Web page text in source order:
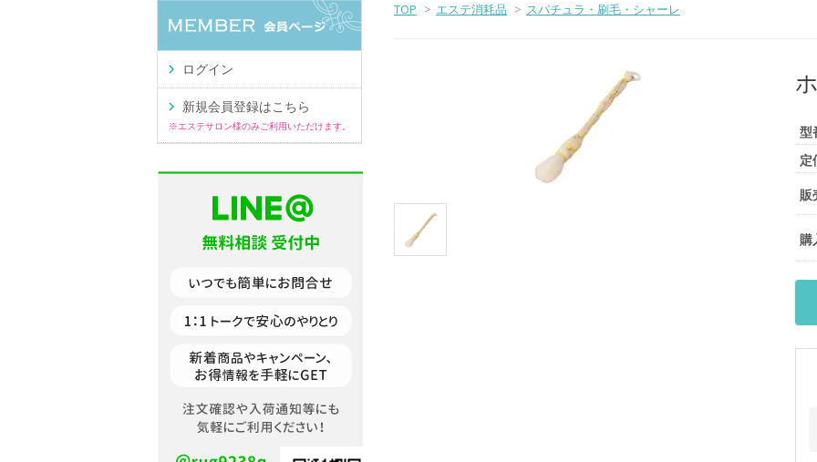
TOP > エステ消耗品 > スパチュラ・刷毛・シャーレ
型
定
販
購
ログイン
新規会員登録はこちら
※エステサロン様のみご利用いただけます。